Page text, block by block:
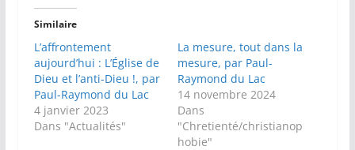
Similaire
L’affrontement
aujourd’hui : L’Église de
Dieu et l’anti-Dieu !, par
Paul-Raymond du Lac
4 janvier 2023
Dans "Actualités"
La mesure, tout dans la
mesure, par Paul-
Raymond du Lac
14 novembre 2024
Dans
"Chretienté/christianop
hobie"